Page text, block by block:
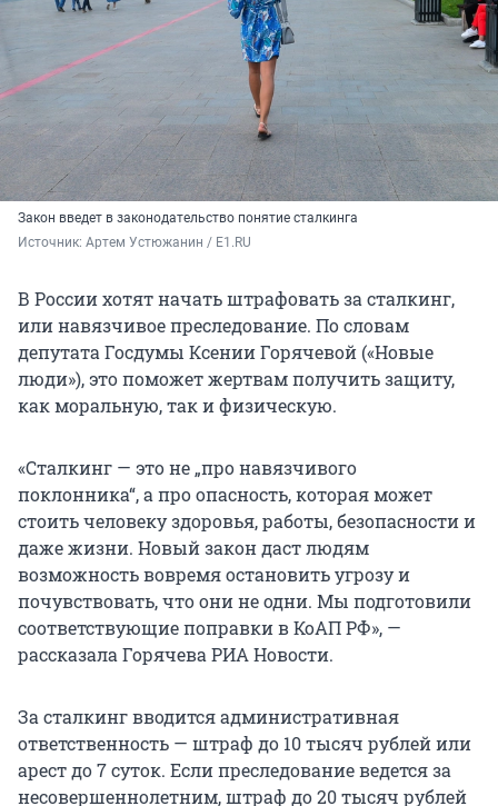
Закон введет в законодательство понятие сталкинга
Источник: Артем Устюжанин / E1.RU
В России хотят начать штрафовать за сталкинг,
или навязчивое преследование. По словам
депутата Госдумы Ксении Горячевой («Новые
люди»), это поможет жертвам получить защиту,
как моральную, так и физическую.
«Сталкинг — это не „про навязчивого
поклонника“, а про опасность, которая может
стоить человеку здоровья, работы, безопасности и
даже жизни. Новый закон даст людям
возможность вовремя остановить угрозу и
почувствовать, что они не одни. Мы подготовили
соответствующие поправки в КоАП РФ», —
рассказала Горячева РИА Новости.
За сталкинг вводится административная
ответственность — штраф до 10 тысяч рублей или
арест до 7 суток. Если преследование ведется за
несовершеннолетним, штраф до 20 тысяч рублей